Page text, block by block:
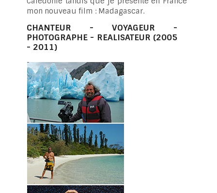
mon nouveau film : Madagascar.
CHANTEUR - VOYAGEUR -
PHOTOGRAPHE - REALISATEUR (2005
- 2011)